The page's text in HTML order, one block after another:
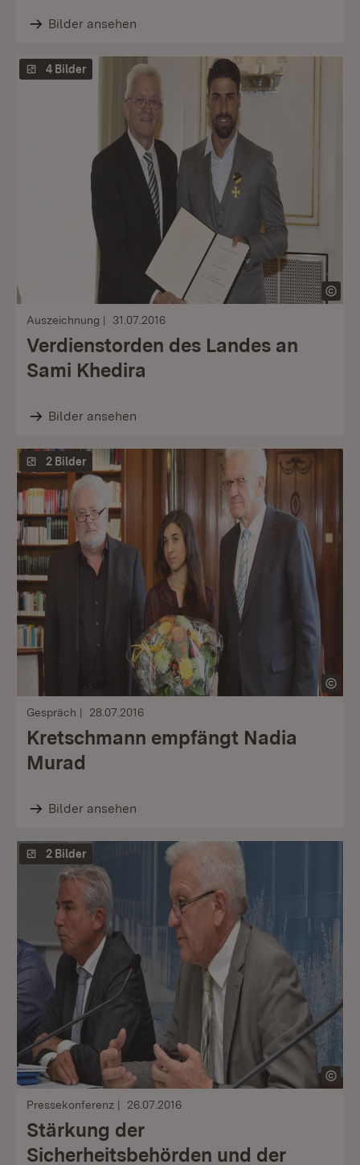
Bilder ansehen
4 Bilder
Auszeichnung 31.07.2016
Verdienstorden des Landes an
Sami Khedira
Bilder ansehen
2 Bilder
Gespräch 28.07.2016
Kretschmann empfängt Nadia
Murad
Bilder ansehen
2 Bilder
Pressekonferenz 26.07.2016
Stärkung der
Sicherheitsbehörden und der